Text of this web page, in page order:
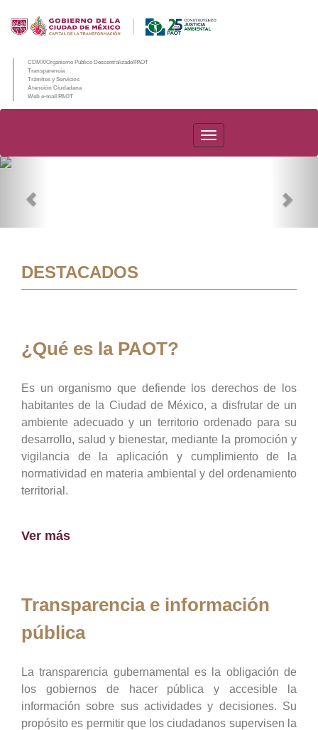
CDMX/Organismo Público Descentralizado/PAOT
Transparencia
Trámites y Servicios
Atención Ciudadana
Web e-mail PAOT
PAOT
DESTACADOS
¿Qué es la PAOT?
Es un organismo que defiende los derechos de los
habitantes de la Ciudad de México, a disfrutar de un
ambiente adecuado y un territorio ordenado para su
desarrollo, salud y bienestar, mediante la promoción y
vigilancia de la aplicación y cumplimiento de la
normatividad en materia ambiental y del ordenamiento
territorial.
Ver más
Transparencia e información
pública
La transparencia gubernamental es la obligación de
los gobiernos de hacer pública y accesible la
información sobre sus actividades y decisiones. Su
propósito es permitir que los ciudadanos supervisen la